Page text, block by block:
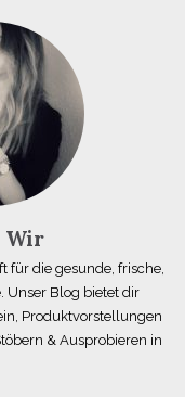
Wir
für die gesunde, frische,
Unser Blog bietet dir
Produktvorstellungen
& Ausprobieren in